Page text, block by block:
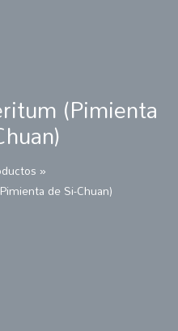
(Pimienta
de Si-Chuan)